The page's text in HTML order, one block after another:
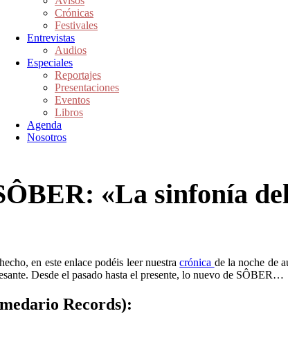
Crónicas
Festivales
Entrevistas
Audios
Especiales
Reportajes
Presentaciones
Eventos
Libros
Agenda
Nosotros
«La sinfonía
en este enlace podéis leer nuestracrónica de la noche de
Desde el pasado hasta el presente, lo nuevo de SÔBER…
Records):